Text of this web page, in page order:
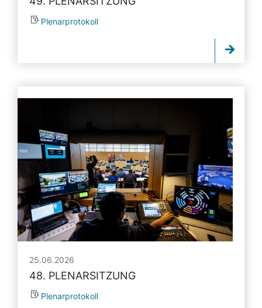
Plenarprotokoll
25.06.2026
48. PLENARSITZUNG
Plenarprotokoll